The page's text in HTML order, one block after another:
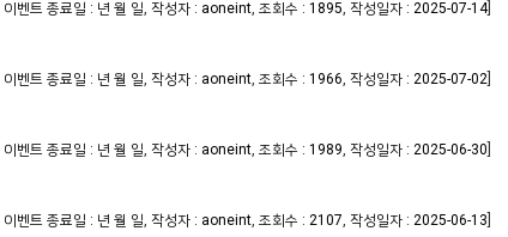
이벤트 종료일 : 년 월 일,작성자 : aoneint,조회수 : 1895,작성일자 : 2025-07-14]
이벤트 종료일 : 년 월 일,작성자 : aoneint,조회수 : 1966,작성일자 : 2025-07-02
이벤트 종료일 : 년 월 일,작성자 : aoneint,조회수 : 1989,작성일자 : 2025-06-30
이벤트 종료일 : 년 월 일,작성자 : aoneint,조회수 : 2107,작성일자 : 2025-06-13